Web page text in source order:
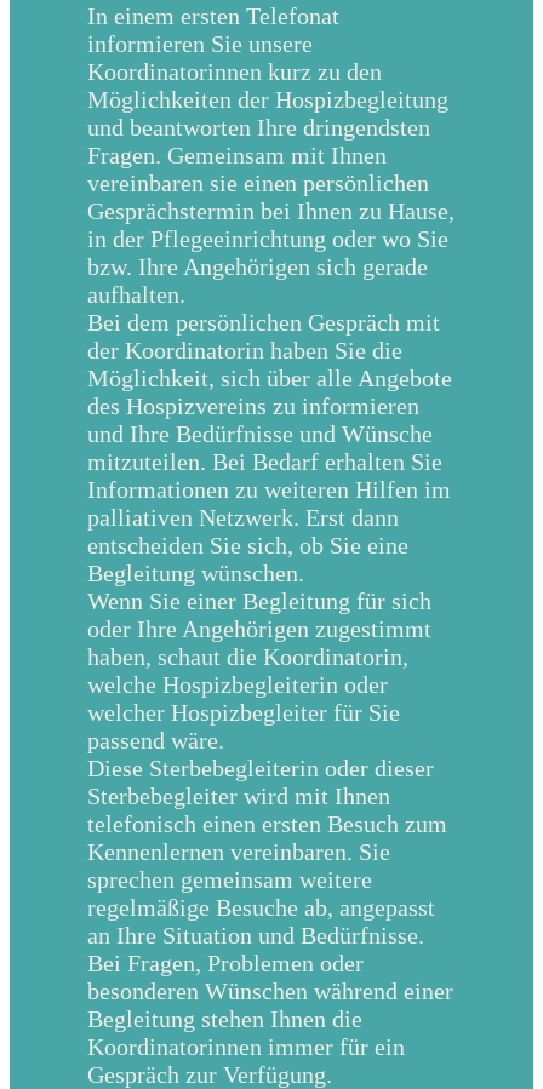
In einem ersten Telefonat
informieren Sie unsere
Koordinatorinnen kurz zu den
Möglichkeiten der Hospizbegleitung
und beantworten Ihre dringendsten
Fragen. Gemeinsam mit Ihnen
vereinbaren sie einen persönlichen
Gesprächstermin bei Ihnen zu Hause,
in der Pflegeeinrichtung oder wo Sie
bzw. Ihre Angehörigen sich gerade
aufhalten.
Bei dem persönlichen Gespräch mit
der Koordinatorin haben Sie die
Möglichkeit, sich über alle Angebote
des Hospizvereins zu informieren
und Ihre Bedürfnisse und Wünsche
mitzuteilen. Bei Bedarf erhalten Sie
Informationen zu weiteren Hilfen im
palliativen Netzwerk. Erst dann
entscheiden Sie sich, ob Sie eine
Begleitung wünschen.
Wenn Sie einer Begleitung für sich
oder Ihre Angehörigen zugestimmt
haben, schaut die Koordinatorin,
welche Hospizbegleiterin oder
welcher Hospizbegleiter für Sie
passend wäre.
Diese Sterbebegleiterin oder dieser
Sterbebegleiter wird mit Ihnen
telefonisch einen ersten Besuch zum
Kennenlernen vereinbaren. Sie
sprechen gemeinsam weitere
regelmäßige Besuche ab, angepasst
an Ihre Situation und Bedürfnisse.
Bei Fragen, Problemen oder
besonderen Wünschen während einer
Begleitung stehen Ihnen die
Koordinatorinnen immer für ein
Gespräch zur Verfügung.